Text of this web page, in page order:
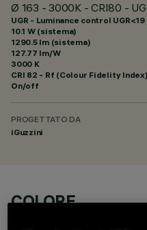
Ø 163 - 3000K - CRI80 -
UGR - Luminance control UGR<19
10.1 W (sistema)
1290.5 lm (sistema)
127.77 lm/W
3000 K
CRI 82 - Rf (Colour Fidelity
On/off
PROGETTATO DA
iGuzzini
COLORE